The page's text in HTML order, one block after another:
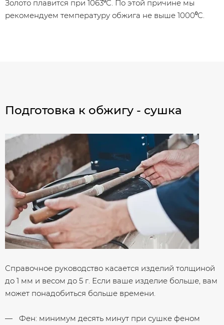
Золото плавится при 1063⁰C. По этой причине мы
рекомендуем температуру обжига не выше 1000⁰C.
Подготовка к обжигу - сушка
Справочное руководство касается изделий толщиной
до 1 мм и весом до 5 г. Если ваше изделие больше, вам
может понадобиться больше времени.
Фен: минимум десять минут при сушке феном